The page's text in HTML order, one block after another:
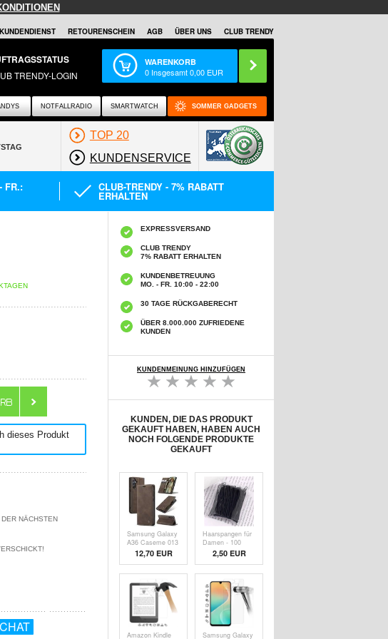
KUNDENDIENST RETOURENSCHEIN AGB ÜBER UNS CLUB TRENDY
TRENDY-LOGIN
WARENKORB
0 Insgesamt0,00 EUR
NOTFALLRADIO SMARTWATCH SOMMER GADGETS
TOP 20
KUNDENSERVICE
FR.: CLUB-TRENDY - 7% RABATT
ERHALTEN
dieses Produkt
NÄCHSTEN
EXPRESSVERSAND
CLUB TRENDY
7% RABATT ERHALTEN
KUNDENBETREUUNG
MO. - FR. 10:00 - 22:00
30 TAGE RÜCKGABERECHT
ÜBER 8.000.000 ZUFRIEDENE
KUNDEN
KUNDENMEINUNG HINZUFÜGEN
KUNDEN, DIE DAS PRODUKT
GEKAUFT HABEN, HABEN AUCH
NOCH FOLGENDE PRODUKTE
GEKAUFT
Samsung Galaxy
A36 Caseme 013
Serie Schutzhülle
mit Geldbörse -
Kaffee
12,70 EUR
Haarspangen für
Damen - 100
Stück - Schwarz
2,50EUR
Amazon Kindle
Samsung Galaxy